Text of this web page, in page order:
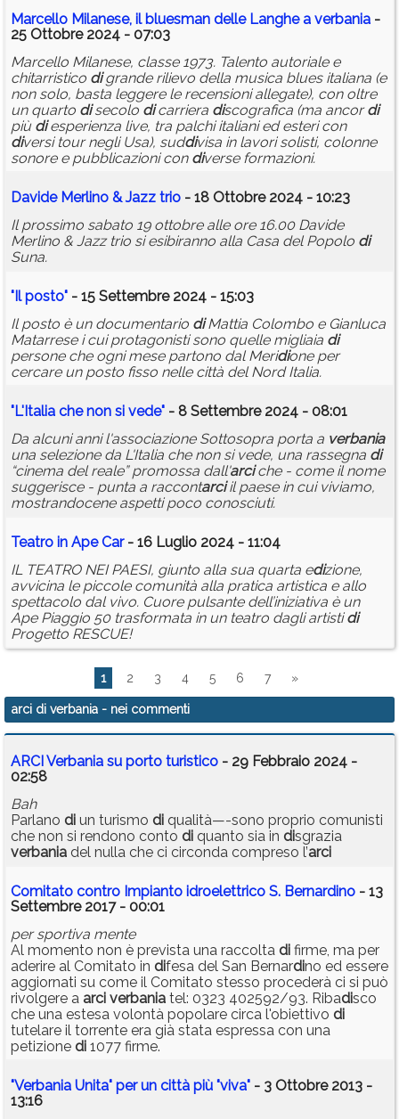
Marcello Milanese, il bluesman delle Langhe a verbania -
25 Ottobre 2024 - 07:03
Marcello Milanese, classe 1973. Talento autoriale e
chitarristico digrande rilievo della musica blues italiana (e
non solo, basta leggere le recensioni allegate), con oltre
un quarto disecolo dicarriera discografica (ma ancordi
più diesperienza live, tra palchi italiani ed esteri con
diversi tour negli Usa), suddivisa in lavori solisti, colonne
sonore e pubblicazioni con diverse formazioni.
Davide Merlino & Jazz trio - 18 Ottobre 2024 - 10:23
Il prossimo sabato 19 ottobre alle ore 16.00 Davide
Merlino & Jazz trio si esibiranno alla Casa del Popolo di
Suna.
"Il posto" - 15 Settembre 2024 - 15:03
Il posto è un documentario diMattia Colombo e Gianluca
Matarrese i cui protagonisti sono quelle migliaia di
persone che ogni mese partono dal Meridione per
cercare un posto fisso nelle città del Nord Italia.
"L'Italia che non si vede" - 8 Settembre 2024 - 08:01
Da alcuni anni l'associazione Sottosopra porta a verbania
una selezione da L'Italia che non si vede, una rassegna di
“cinema del reale” promossa dall'arciche - come il nome
suggerisce - punta a raccontarciil paese in cui viviamo,
mostrandocene aspetti poco conosciuti.
Teatro in Ape Car - 16 Luglio 2024 - 11:04
IL TEATRO NEI PAESI, giunto alla sua quarta edizione,
avvicina le piccole comunità alla pratica artistica e allo
spettacolo dal vivo. Cuore pulsante dell’iniziativa è un
Ape Piaggio 50 trasformata in un teatro dagli artistidi
Progetto RESCUE!
1 2 3 4 5 6 7 »
arci di verbania - nei commenti
ARCI Verbania su porto turistico - 29 Febbraio 2024 -
02:58
Bah
Parlano di un turismo di qualità—-sono proprio comunisti
che non si rendono conto di quanto sia in disgrazia
verbania del nulla che ci circonda compreso l’arci
Comitato contro Impianto idroelettrico S. Bernardino - 13
Settembre 2017 - 00:01
per sportiva mente
Al momento non è prevista una raccolta di firme, ma per
aderire al Comitato in difesa del San Bernardino ed essere
aggiornati su come il Comitato stesso procederà ci si può
rivolgere a arci verbania tel: 0323 402592/93. Ribadisco
che una estesa volontà popolare circa l'obiettivo di
tutelare il torrente era già stata espressa con una
petizione di 1077 firme.
"Verbania Unita" per un città più "viva" - 3 Ottobre 2013 -
13:16